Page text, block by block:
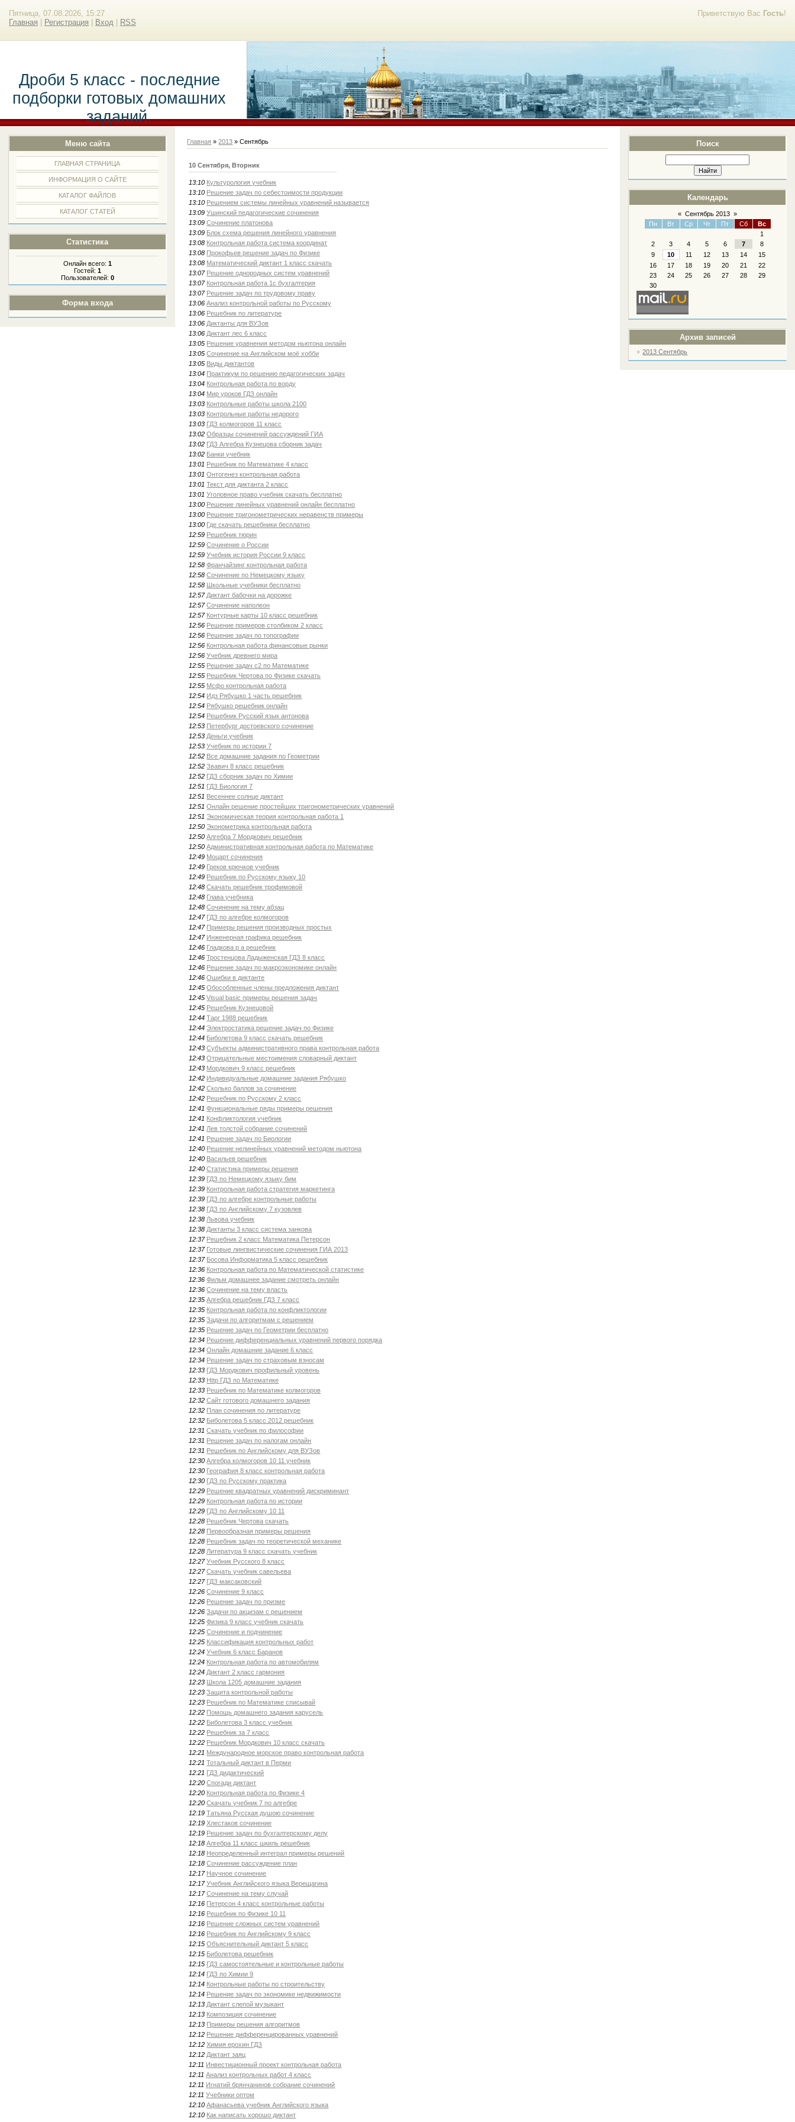
Приветствую Вас Гость!
Пятница, 07.08.2026, 15:27
Главная
Регистрация Вход RSS
Дроби 5 класс - последние
подборки готовых домашних
заданий.
Меню сайта
ГЛАВНАЯ СТРАНИЦА
ИНФОРМАЦИЯ О САЙТЕ
КАТАЛОГ ФАЙЛОВ
КАТАЛОГ СТАТЕЙ
Статистика
Онлайн всего: 1
Гостей: 1
Пользователей: 0
Форма входа
Поиск
Календарь
« Сентябрь 2013 »
Пн
Вт Ср Чт Пт Сб
Вс
1
2
3 4 5 6 7
8
9
10 11 12 13 14
15
16
17 18 19 20 21
22
23
24 25 26 27 28
29
30
Архив записей
2013 Сентябрь
Главная »2013 » Сентябрь
10 Сентября, Вторник
13:10 Культурология учебник
13:10 Решение задач по себестоимости продукции
13:10 Решением системы линейных уравнений называется
13:09 Ушинский педагогические сочинения
13:09 Сочинение платонова
13:09 Блок схема решения линейного уравнения
13:08 Контрольная работа система координат
13:08 Прокофьев решение задач по Физике
13:08 Математический диктант 1 класс скачать
13:07 Решение однородных систем уравнений
13:07 Контрольная работа 1с бухгалтерия
13:07 Решение задач по трудовому праву
13:06 Анализ контрольной работы по Русскому
13:06 Решебник по литературе
13:06 Диктанты для ВУЗов
13:06 Диктант лес 6 класс
13:05 Решение уравнения методом ньютона онлайн
13:05 Сочинение на Английском моё хобби
13:05 Виды диктантов
13:04 Практикум по решению педагогических задач
13:04 Контрольная работа по ворду
13:04 Мир уроков ГДЗ онлайн
13:03 Контрольные работы школа 2100
13:03 Контрольные работы недорого
13:03 ГДЗ колмогоров 11 класс
13:02 Образцы сочинений рассуждений ГИА
13:02 ГДЗ Алгебра Кузнецова сборник задач
13:02 Банки учебник
13:01 Решебник по Математике 4 класс
13:01 Онтогенез контрольная работа
13:01 Текст для диктанта 2 класс
13:01 Уголовное право учебник скачать бесплатно
13:00 Решение линейных уравнений онлайн бесплатно
13:00 Решение тригонометрических неравенств примеры
13:00 Где скачать решебники бесплатно
12:59 Решебник тюрин
12:59 Сочинение о России
12:59 Учебник история России 9 класс
12:58 Франчайзинг контрольная работа
12:58 Сочинение по Немецкому языку
12:58 Школьные учебники бесплатно
12:57 Диктант бабочки на дорожке
12:57 Сочинение наполеон
12:57 Контурные карты 10 класс решебник
12:56 Решение примеров столбиком 2 класс
12:56 Решение задач по топографии
12:56 Контрольная работа финансовые рынки
12:56 Учебник древнего мира
12:55 Решение задач с2 по Математике
12:55 Решебник Чертова по Физике скачать
12:55 Мсфо контрольная работа
12:54 Идз Рябушко 1 часть решебник
12:54 Рябушко решебник онлайн
12:54 Решебник Русский язык антонова
12:53 Петербург достоевского сочинение
12:53 Деньги учебник
12:53 Учебник по истории 7
12:52 Все домашние задания по Геометрии
12:52 Звавич 8 класс решебник
12:52 ГДЗ сборник задач по Химии
12:51 ГДЗ Биология 7
12:51 Весеннее солнце диктант
12:51 Онлайн решение простейших тригонометрических уравнений
12:51 Экономическая теория контрольная работа 1
12:50 Эконометрика контрольная работа
12:50 Алгебра 7 Мордкович решебник
12:50 Административная контрольная работа по Математике
12:49 Моцарт сочинения
12:49 Греков крючков учебник
12:49 Решебник по Русскому языку 10
12:48 Скачать решебник трофимовой
12:48 Глава учебника
12:48 Сочинение на тему абзац
12:47 ГДЗ по алгебре колмогоров
12:47 Примеры решения производных простых
12:47 Инженерная графика решебник
12:46 Гладкова р а решебник
12:46 Тростенцова Ладыженская ГДЗ 8 класс
12:46 Решение задач по макроэкономике онлайн
12:46 Ошибки в диктанте
12:45 Обособленные члены предложения диктант
12:45 Visual basic примеры решения задач
12:45 Решебник Кузнецовой
12:44 Тарг 1988 решебник
12:44 Электростатика решение задач по Физике
12:44 Биболетова 9 класс скачать решебник
12:43 Субъекты административного права контрольная работа
12:43 Отрицательные местоимения словарный диктант
12:43 Мордкович 9 класс решебник
12:42 Индивидуальные домашние задания Рябушко
12:42 Сколько баллов за сочинение
12:42 Решебник по Русскому 2 класс
12:41 Функциональные ряды примеры решения
12:41 Конфликтология учебник
12:41 Лев толстой собрание сочинений
12:41 Решение задач по Биологии
12:40 Решение нелинейных уравнений методом ньютона
12:40 Васильев решебник
12:40 Статистика примеры решения
12:39 ГДЗ по Немецкому языку бим
12:39 Контрольная работа стратегия маркетинга
12:39 ГДЗ по алгебре контрольные работы
12:38 ГДЗ по Английскому 7 кузовлев
12:38 Львова учебник
12:38 Диктанты 3 класс система занкова
12:37 Решебник 2 класс Математика Петерсон
12:37 Готовые лингвистические сочинения ГИА 2013
12:37 Босова Информатика 5 класс решебник
12:36 Контрольная работа по Математической статистике
12:36 Фильм домашнее задание смотреть онлайн
12:36 Сочинение на тему власть
12:35 Алгебра решебник ГДЗ 7 класс
12:35 Контрольная работа по конфликтологии
12:35 Задачи по алгоритмам с решением
12:35 Решение задач по Геометрии бесплатно
12:34 Решение дифференциальных уравнений первого порядка
12:34 Онлайн домашние задание 6 класс
12:34 Решение задач по страховым взносам
12:33 ГДЗ Мордкович профильный уровень
12:33 Http ГДЗ по Математике
12:33 Решебник по Математике колмогоров
12:32 Сайт готового домашнего задания
12:32 План сочинения по литературе
12:32 Биболетова 5 класс 2012 решебник
12:31 Скачать учебник по философии
12:31 Решение задач по налогам онлайн
12:31 Решебник по Английскому для ВУЗов
12:30 Алгебра колмогоров 10 11 учебник
12:30 География 8 класс контрольная работа
12:30 ГДЗ по Русскому практика
12:29 Решение квадратных уравнений дискриминант
12:29 Контрольная работа по истории
12:29 ГДЗ по Английскому 10 11
12:28 Решебник Чертова скачать
12:28 Первообразная примеры решения
12:28 Решебник задач по теоретической механике
12:28 Литература 9 класс скачать учебник
12:27 Учебник Русского 8 класс
12:27 Скачать учебник савельева
12:27 ГДЗ максаковский
12:26 Сочинение 9 класс
12:26 Решение задач по призме
12:26 Задачи по акцизам с решением
12:25 Физика 9 класс учебник скачать
12:25 Сочинение и подчинение
12:25 Классификация контрольных работ
12:24 Учебник 6 класс Баранов
12:24 Контрольная работа по автомобилям
12:24 Диктант 2 класс гармония
12:23 Школа 1205 домашние задания
12:23 Защита контрольной работы
12:23 Решебник по Математике списывай
12:22 Помощь домашнего задания карусель
12:22 Биболетова 3 класс учебник
12:22 Решебник за 7 класс
12:22 Решебник Мордкович 10 класс скачать
12:21 Международное морское право контрольная работа
12:21 Тотальный диктант в Перми
12:21 ГДЗ дидактический
12:20 Спогади диктант
12:20 Контрольная работа по Физике 4
12:20 Скачать учебник 7 по алгебре
12:19 Татьяна Русская душою сочинение
12:19 Хлестаков сочинение
12:19 Решение задач по бухгалтерскому делу
12:18 Алгебра 11 класс шкиль решебник
12:18 Неопределенный интеграл примеры решений
12:18 Сочинение рассуждение план
12:17 Научное сочинение
12:17 Учебник Английского языка Верещагина
12:17 Сочинение на тему случай
12:16 Петерсон 4 класс контрольные работы
12:16 Решебник по Физике 10 11
12:16 Решение сложных систем уравнений
12:16 Решебник по Английскому 9 класс
12:15 Объяснительный диктант 5 класс
12:15 Биболетова решебник
12:15 ГДЗ самостоятельные и контрольные работы
12:14 ГДЗ по Химии 9
12:14 Контрольные работы по строительству
12:14 Решение задач по экономике недвижимости
12:13 Диктант слепой музыкант
12:13 Композиция сочинение
12:13 Примеры решения алгоритмов
12:12 Решение дифференцированных уравнений
12:12 Химия ерохин ГДЗ
12:12 Диктант заяц
12:11 Инвестиционный проект контрольная работа
12:11 Анализ контрольных работ 4 класс
12:11 Игнатий брянчанинов собрание сочинений
12:11 Учебники оптом
12:10 Афанасьева учебник Английского языка
12:10 Как написать хорошо диктант